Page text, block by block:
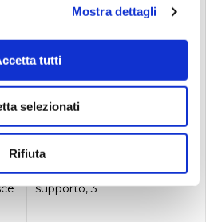
Mostra dettagli
tutti
selezionati
Rifiuta
Su richiesta
Yamaha
Yamaha ss950
Nuovo ball clamp tilter, peso
maggiore, doppie gambe di
supporto, 3